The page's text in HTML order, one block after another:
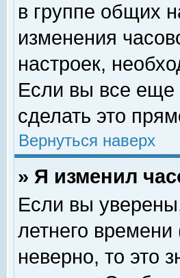
в группе общих
изменения
настроек,
Если вы все еще
сделать это
Вернуться наверх
» Я изменил
Если вы
летнего времени
неверно, то это